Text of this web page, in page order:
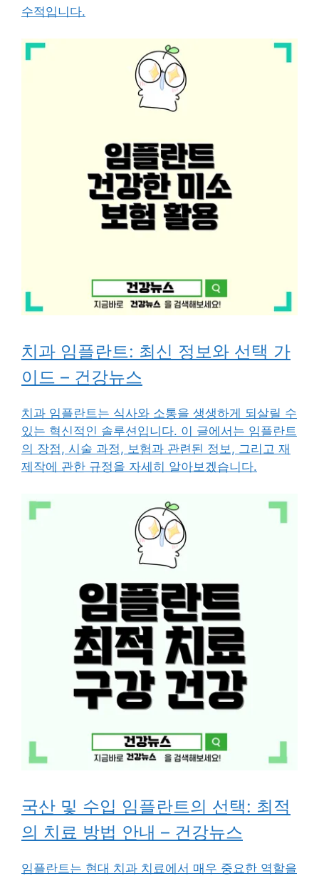
수적입니다.
치과 임플란트: 최신 정보와 선택 가
이드 – 건강뉴스
치과 임플란트는 식사와 소통을 생생하게 되살릴 수
있는 혁신적인 솔루션입니다. 이 글에서는 임플란트
의 장점, 시술 과정, 보험과 관련된 정보, 그리고 재
제작에 관한 규정을 자세히 알아보겠습니다.
국산 및 수입 임플란트의 선택: 최적
의 치료 방법 안내 – 건강뉴스
임플란트는 현대 치과 치료에서 매우 중요한 역할을